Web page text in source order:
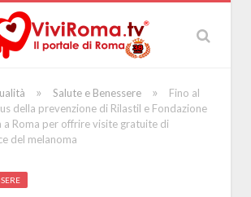
» Salute e Benessere »
Fino al
della prevenzione di Rilastil e Fondazione
Roma per offrire visite gratuite di
del melanoma